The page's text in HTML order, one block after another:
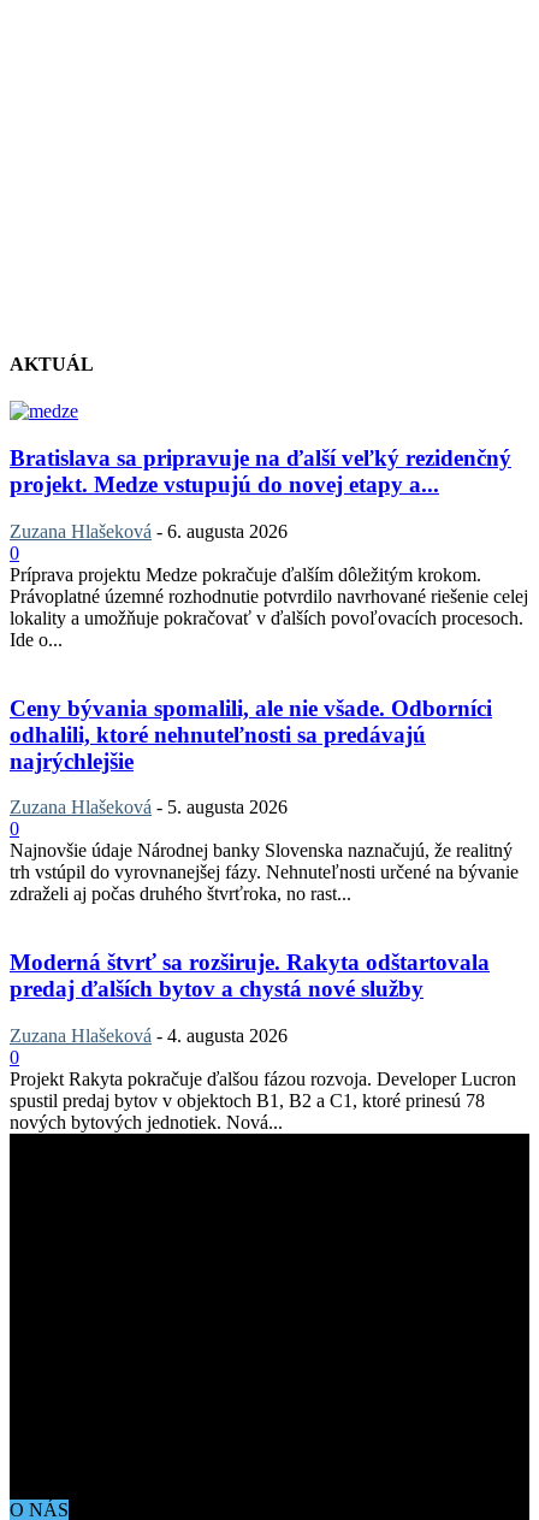
AKTUÁL
Bratislava sa pripravuje na ďalší veľký rezidenčný
projekt. Medze vstupujú do novej etapy a...
Zuzana Hlašeková - 6. augusta 2026
0
Príprava projektu Medze pokračuje ďalším dôležitým krokom.
Právoplatné územné rozhodnutie potvrdilo navrhované riešenie celej
lokality a umožňuje pokračovať v ďalších povoľovacích procesoch.
Ide o...
Ceny bývania spomalili, ale nie všade. Odborníci
odhalili, ktoré nehnuteľnosti sa predávajú
najrýchlejšie
Zuzana Hlašeková - 5. augusta 2026
0
Najnovšie údaje Národnej banky Slovenska naznačujú, že realitný
trh vstúpil do vyrovnanejšej fázy. Nehnuteľnosti určené na bývanie
zdraželi aj počas druhého štvrťroka, no rast...
Moderná štvrť sa rozširuje. Rakyta odštartovala
predaj ďalších bytov a chystá nové služby
Zuzana Hlašeková - 4. augusta 2026
0
Projekt Rakyta pokračuje ďalšou fázou rozvoja. Developer Lucron
spustil predaj bytov v objektoch B1, B2 a C1, ktoré prinesú 78
nových bytových jednotiek. Nová...
O NÁS